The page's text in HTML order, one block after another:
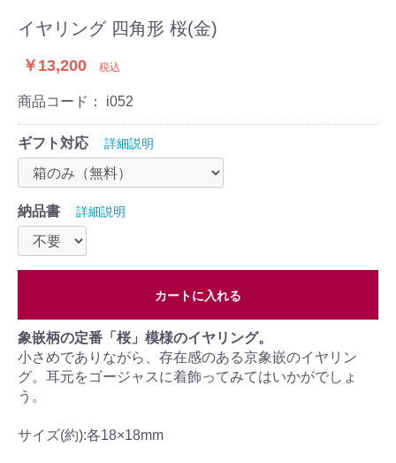
イヤリング 四角形 桜(金)
￥13,200 税込
商品コード： i052
ギフト対応 詳細説明
納品書 詳細説明
カートに入れる
象嵌柄の定番「桜」模様のイヤリング。
小さめでありながら、存在感のある京象嵌のイヤリン
グ。耳元をゴージャスに着飾ってみてはいかがでしょ
う。
サイズ(約):各18×18mm